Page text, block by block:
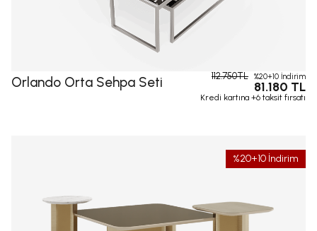
Orlando Orta Sehpa Seti 112.750TL %20+10 İndirim
81.180 TL
Kredi kartına +6 taksit fırsatı
%20+10 İndirim